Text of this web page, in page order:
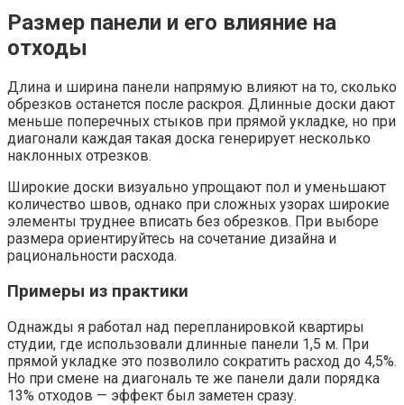
Размер панели и его влияние на
отходы
Длина и ширина панели напрямую влияют на то, сколько
обрезков останется после раскроя. Длинные доски дают
меньше поперечных стыков при прямой укладке, но при
диагонали каждая такая доска генерирует несколько
наклонных отрезков.
Широкие доски визуально упрощают пол и уменьшают
количество швов, однако при сложных узорах широкие
элементы труднее вписать без обрезков. При выборе
размера ориентируйтесь на сочетание дизайна и
рациональности расхода.
Примеры из практики
Однажды я работал над перепланировкой квартиры
студии, где использовали длинные панели 1,5 м. При
прямой укладке это позволило сократить расход до 4,5%.
Но при смене на диагональ те же панели дали порядка
13% отходов — эффект был заметен сразу.